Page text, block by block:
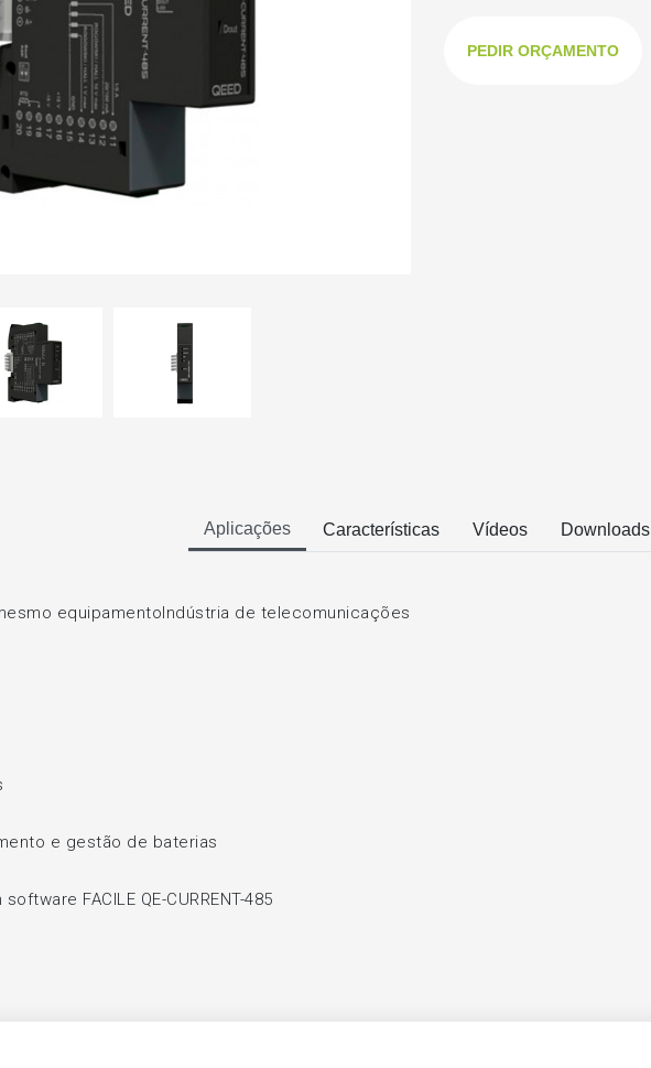
PEDIR ORÇAMENTO
Aplicações Características Vídeos Downloads
equipamentoIndústria de telecomunicações
e gestão de baterias
FACILE QE-CURRENT-485